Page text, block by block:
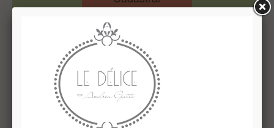
Institucional
Quem Somos
Le Délice Atelier
Lista de comparação